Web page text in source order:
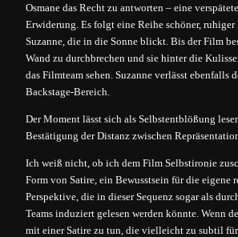
Osmane das Recht zu antworten – eine
Erwiderung. Es folgt eine Reihe schöner,
Suzanne, die in die Sonne blickt. Bis der Film
Wand zu durchbrechen und sie hinter die
das Filmteam sehen. Suzanne verlässt ebenfalls
Backstage-Bereich.
Der Moment lässt sich als Selbstentblößung
Bestätigung der Distanz zwischen
Ich weiß nicht, ob ich dem Film Selbstironie
Form von Satire, ein Bewusstsein für die eigene
Perspektive, die in dieser Sequenz sogar als
Teams induziert gelesen werden könnte. Wenn
mit einer Satire zu tun, die vielleicht zu subtil